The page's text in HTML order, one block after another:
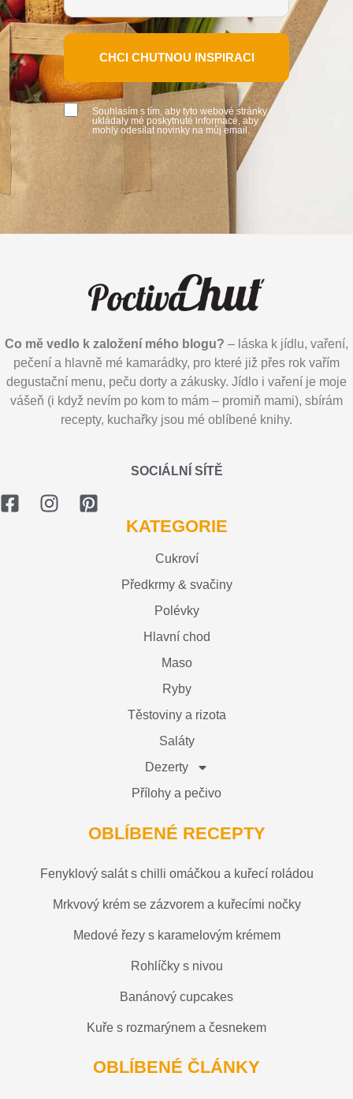
CHCI CHUTNOU INSPIRACI
Souhlasím s tím, aby tyto webové stránky
ukládaly mé poskytnuté informace, aby
mohly odesílat novinky na můj email.
Co mě vedlo k založení mého blogu? – láska k jídlu, vaření,
pečení a hlavně mé kamarádky, pro které již přes rok vařím
degustační menu, peču dorty a zákusky. Jídlo i vaření je moje
vášeň (i když nevím po kom to mám – promiň mami), sbírám
recepty, kuchařky jsou mé oblíbené knihy.
SOCIÁLNÍ SÍTĚ
KATEGORIE
Cukroví
Předkrmy & svačiny
Polévky
Hlavní chod
Maso
Ryby
Těstoviny a rizota
Saláty
Dezerty
Přílohy a pečivo
OBLÍBENÉ RECEPTY
Fenyklový salát s chilli omáčkou a kuřecí roládou
Mrkvový krém se zázvorem a kuřecími nočky
Medové řezy s karamelovým krémem
Rohlíčky s nivou
Banánový cupcakes
Kuře s rozmarýnem a česnekem
OBLÍBENÉ ČLÁNKY